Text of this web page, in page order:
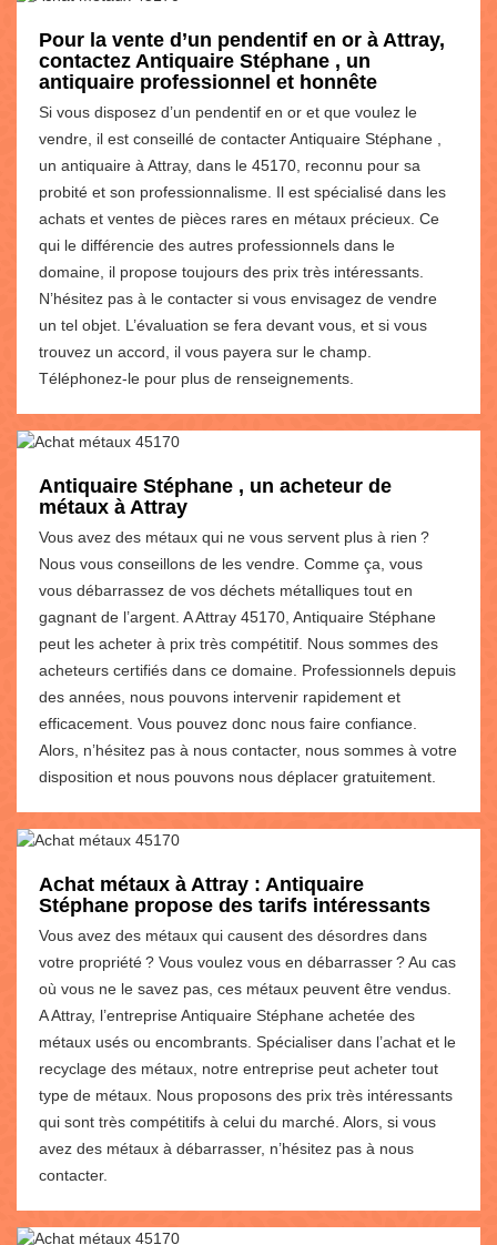
Pour la vente d’un pendentif en or à Attray,
contactez Antiquaire Stéphane , un
antiquaire professionnel et honnête
Si vous disposez d’un pendentif en or et que voulez le
vendre, il est conseillé de contacter Antiquaire Stéphane ,
un antiquaire à Attray, dans le 45170, reconnu pour sa
probité et son professionnalisme. Il est spécialisé dans les
achats et ventes de pièces rares en métaux précieux. Ce
qui le différencie des autres professionnels dans le
domaine, il propose toujours des prix très intéressants.
N’hésitez pas à le contacter si vous envisagez de vendre
un tel objet. L’évaluation se fera devant vous, et si vous
trouvez un accord, il vous payera sur le champ.
Téléphonez-le pour plus de renseignements.
Antiquaire Stéphane , un acheteur de
métaux à Attray
Vous avez des métaux qui ne vous servent plus à rien ?
Nous vous conseillons de les vendre. Comme ça, vous
vous débarrassez de vos déchets métalliques tout en
gagnant de l’argent. A Attray 45170, Antiquaire Stéphane
peut les acheter à prix très compétitif. Nous sommes des
acheteurs certifiés dans ce domaine. Professionnels depuis
des années, nous pouvons intervenir rapidement et
efficacement. Vous pouvez donc nous faire confiance.
Alors, n’hésitez pas à nous contacter, nous sommes à votre
disposition et nous pouvons nous déplacer gratuitement.
Achat métaux à Attray : Antiquaire
Stéphane propose des tarifs intéressants
Vous avez des métaux qui causent des désordres dans
votre propriété ? Vous voulez vous en débarrasser ? Au cas
où vous ne le savez pas, ces métaux peuvent être vendus.
A Attray, l’entreprise Antiquaire Stéphane achetée des
métaux usés ou encombrants. Spécialiser dans l’achat et le
recyclage des métaux, notre entreprise peut acheter tout
type de métaux. Nous proposons des prix très intéressants
qui sont très compétitifs à celui du marché. Alors, si vous
avez des métaux à débarrasser, n’hésitez pas à nous
contacter.